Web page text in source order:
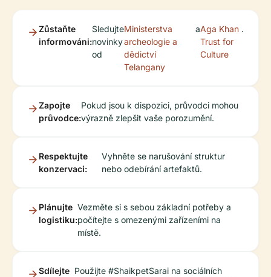
Zůstaňte
informováni:
Sledujte
novinky
od
Ministerstva
archeologie a
dědictví
Telangany
aAga Khan
Trust for
Culture
.
Zapojte
průvodce:
Pokud jsou k dispozici, průvodci mohou
výrazně zlepšit vaše porozumění.
Respektujte
konzervaci:
Vyhněte se narušování struktur
nebo odebírání artefaktů.
Plánujte
logistiku:
Vezměte si s sebou základní potřeby a
počítejte s omezenými zařízeními na
místě.
Sdílejte Použijte #ShaikpetSarai na sociálních